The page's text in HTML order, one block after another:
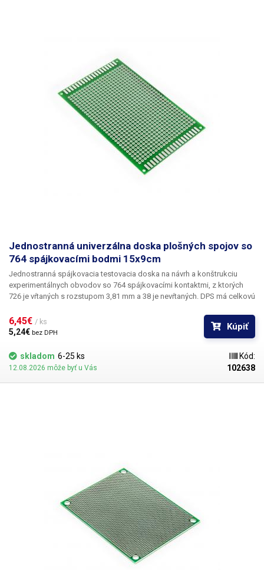
Jednostranná univerzálna doska plošných spojov so
764 spájkovacími bodmi 15x9cm
Jednostranná spájkovacia testovacia doska na návrh a konštrukciu
experimentálnych obvodov so 764 spájkovacími kontaktmi, z ktorých
726 je vŕtaných s rozstupom 3,81 mm a 38 je nevŕtaných. DPS má celkovú
ponúka jednoduchú, lacnú a predovšetkým rýchlu možnosť tvorby
plošných spojov bez potreby zložitého navrhovania, leptania a vŕtania.
Predvŕtanú DPS jednoducho osadíte súčiastkami, spájkujete ich a
vytvoríte medzi nimi cínovú cestu spojením jednotlivých bodov alebo
drôtených prepojok. V porovnaní so sústavami bez spájkovania ponúka
toto riešenie väčšiu stabilitu a spoľahlivosť.
6,45€ / ks
5,24€ bez DPH
Kúpiť
skladom 6-25 ks
12.08.2026 môže byť u Vás
Kód:
102638